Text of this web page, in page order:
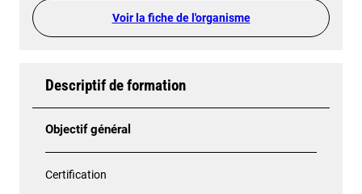
Voir la fiche de l'organisme
Descriptif de formation
Objectif général
Certification